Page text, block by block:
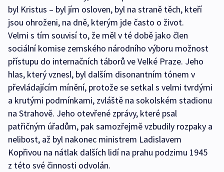
byl Kristus – byl jím osloven, byl na straně těch, kteří
jsou ohroženi, na dně, kterým jde často o život.
Velmi s tím souvisí to, že měl v té době jako člen
sociální komise zemského národního výboru možnost
přístupu do internačních táborů ve Velké Praze. Jeho
hlas, který vznesl, byl dalším disonantním tónem v
převládajícím mínění, protože se setkal s velmi tvrdými
a krutými podmínkami, zvláště na sokolském stadionu
na Strahově. Jeho otevřené zprávy, které psal
patřičným úřadům, pak samozřejmě vzbudily rozpaky a
nelibost, až byl nakonec ministrem Ladislavem
Kopřivou na nátlak dalších lidí na prahu podzimu 1945
z této své činnosti odvolán.